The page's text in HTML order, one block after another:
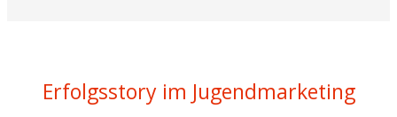
Erfolgsstory im Jugendmarketing